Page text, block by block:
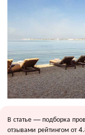
В статье — подборка
отзывами рейтингом от